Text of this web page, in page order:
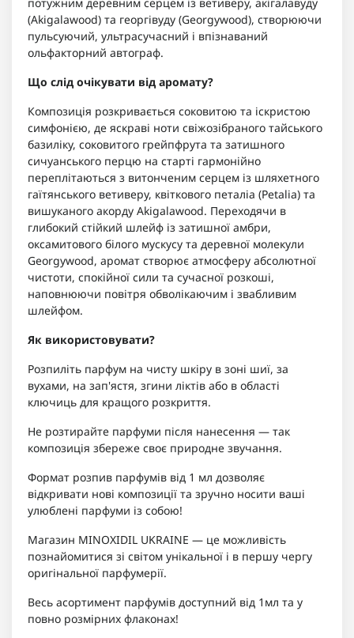
потужним деревним серцем із ветиверу, акігалавуду
(Akigalawood) та георгівуду (Georgywood), створюючи
пульсуючий, ультрасучасний і впізнаваний
ольфакторний автограф.
Що слід очікувати від аромату?
Композиція розкривається соковитою та іскристою
симфонією, де яскраві ноти свіжозібраного тайського
базиліку, соковитого грейпфрута та затишного
сичуанського перцю на старті гармонійно
переплітаються з витонченим серцем із шляхетного
гаїтянського ветиверу, квіткового петаліа (Petalia) та
вишуканого акорду Akigalawood. Переходячи в
глибокий стійкий шлейф із затишної амбри,
оксамитового білого мускусу та деревної молекули
Georgywood, аромат створює атмосферу абсолютної
чистоти, спокійної сили та сучасної розкоші,
наповнюючи повітря обволікаючим і звабливим
шлейфом.
Як використовувати?
Розпиліть парфум на чисту шкіру в зоні шиї, за
вухами, на зап'ястя, згини ліктів або в області
ключиць для кращого розкриття.
Не розтирайте парфуми після нанесення — так
композиція збереже своє природне звучання.
Формат розпив парфумів від 1 мл дозволяє
відкривати нові композиції та зручно носити ваші
улюблені парфуми із собою!
Магазин MINOXIDIL UKRAINE — це можливість
познайомитися зі світом унікальної і в першу чергу
оригінальної парфумерії.
Весь асортимент парфумів доступний від 1мл та у
повно розмірних флаконах!